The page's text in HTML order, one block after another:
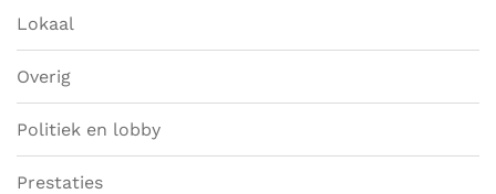
Lokaal
Overig
Politiek en lobby
Prestaties